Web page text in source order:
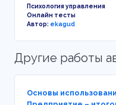
Психология управления
Онлайн тесты
Автор: ekagud
Другие работы
Основы